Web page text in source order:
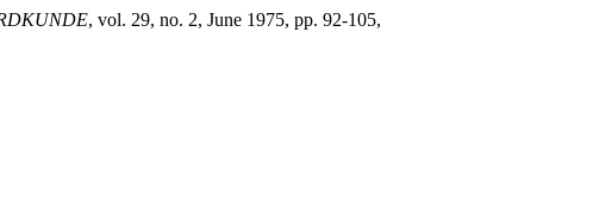
, vol. 29, no. 2, June 1975, pp. 92-105,